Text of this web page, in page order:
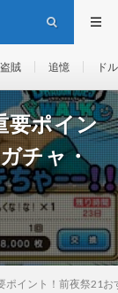
盗賊 追憶 ド
要ポイン
チャ・
ポイント！前夜祭21